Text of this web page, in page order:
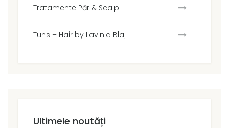
Tratamente Păr & Scalp
Tuns – Hair by Lavinia Blaj
Ultimele noutăți